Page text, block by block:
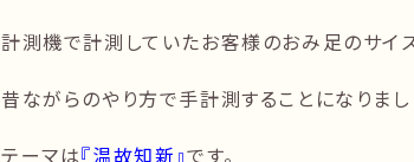
計測機で計測していたお客様のおみ足のサイ
昔ながらのやり方で手計測することになりま
テーマは『温故知新』です。